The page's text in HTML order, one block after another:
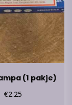
(1 pakje)
€2.25